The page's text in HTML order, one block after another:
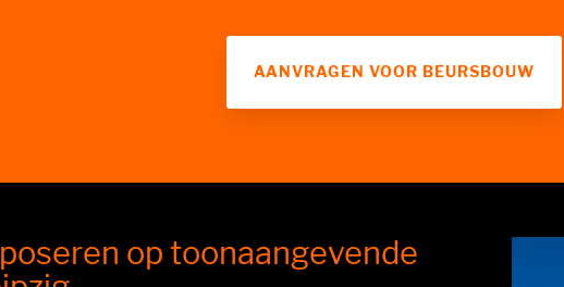
AANVRAGEN VOOR BEURSBOUW
op toonaangevende